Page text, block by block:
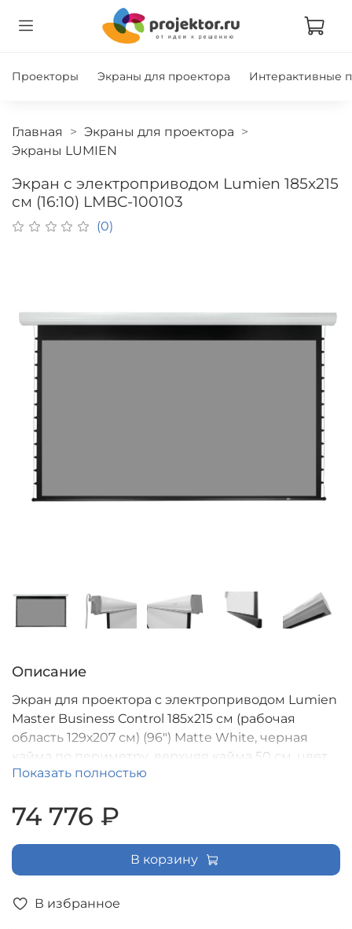
Проекторы Экраны для проектора Интерактивные
Главная
Экраны для проектора
Экраны LUMIEN
Экран с электроприводом Lumien 185x215
см (16:10) LMBC-100103
(0)
В избранное
Описание
Экран для проектора с электроприводом Lumien
Master Business Control 185x215 см (рабочая
область 129х207 см) (96") Matte White, черная
кайма по периметру, верхняя кайма 50 см, цвет
корпуса белый (16:10), триггер., RS485, IR, RF
Показать полностью
74 776 ₽
В корзину